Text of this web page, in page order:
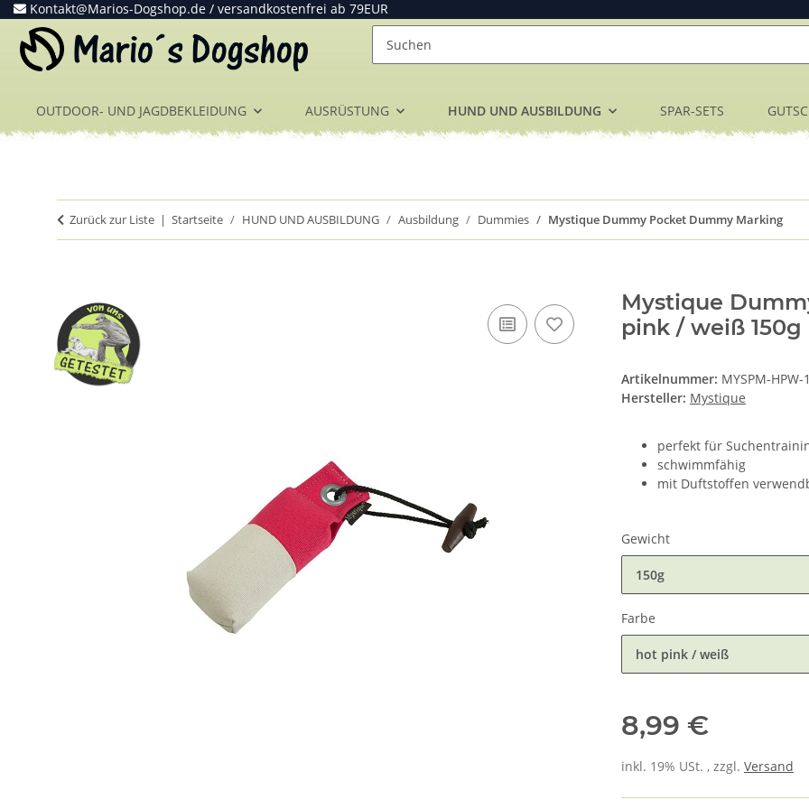
Kontakt@Marios-Dogshop.de / versandkostenfrei ab 79EUR
OUTDOOR- UND JAGDBEKLEIDUNG AUSRÜSTUNG HUND UND AUSBILDUNG SPAR-SETS
Zurück zur Liste Startseite HUND UND AUSBILDUNG Ausbildung Dummies Mystique Dummy Pocket Dummy Marking
Mystique
pink / weiß 150g
Artikelnummer: MYSPM-HPW-
Hersteller: Mystique
perfekt für
schwimmfähig
mit Duftstoffen
Gewicht
150g
Farbe
hot pink / weiß
8,99 €
inkl. 19% USt. , zzgl. Versand